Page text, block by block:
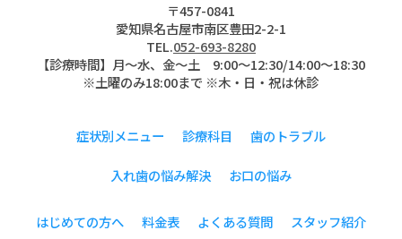
〒457-0841
愛知県名古屋市南区豊田2-2-1
TEL.052-693-8280
【診療時間】月〜水、金～土 9:00〜12:30/14:00～18:30
※土曜のみ18:00まで ※木・日・祝は休診
症状別メニュー 診療科目 歯のトラブル
入れ歯の悩み解決 お口の悩み
はじめての方へ 料金表 よくある質問 スタッフ紹介